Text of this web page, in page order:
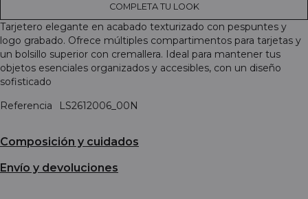
COMPLETA TU LOOK
Tarjetero elegante en acabado texturizado con pespuntes y
logo grabado. Ofrece múltiples compartimentos para tarjetas y
un bolsillo superior con cremallera. Ideal para mantener tus
objetos esenciales organizados y accesibles, con un diseño
sofisticado
Referencia
LS2612006_00N
Composición y cuidados
Envío y devoluciones